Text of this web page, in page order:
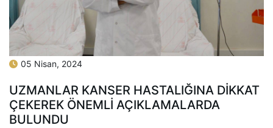
05 Nisan, 2024
UZMANLAR KANSER HASTALIĞINA DİKKAT
ÇEKEREK ÖNEMLİ AÇIKLAMALARDA
BULUNDU